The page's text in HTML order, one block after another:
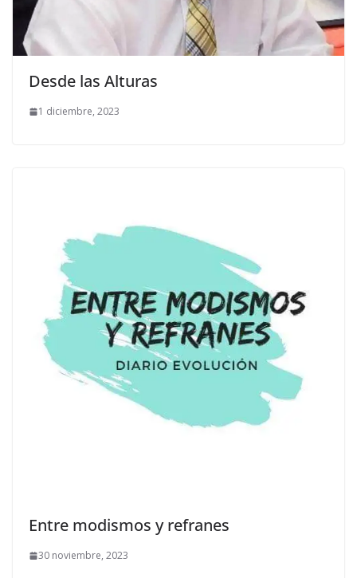
Desde las Alturas
1 diciembre, 2023
Entre modismos y refranes
30 noviembre, 2023